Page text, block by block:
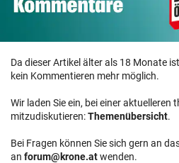
Da dieser Artikel älter als 18 Monate
kein Kommentieren mehr möglich.
Wir laden Sie ein, bei einer aktuelleren
mitzudiskutieren:Themenübersicht.
Bei Fragen können Sie sich gern an
an forum@krone.atwenden.